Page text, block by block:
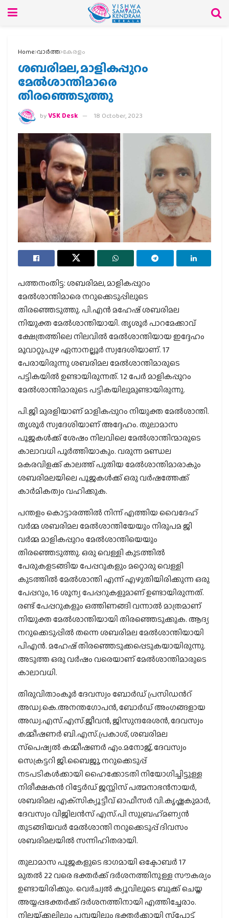
Home വാര്‍ത്ത കേരളം
ശബരിമല, മാളികപ്പുറം
മേൽശാന്തിമാരെ
തിരഞ്ഞെടുത്തു
byVSK Desk 18 October, 2023
പത്തനംതിട്ട: ശബരിമല, മാളികപ്പുറം
മേൽശാന്തിമാരെ നറുക്കെടുപ്പിലുടെ
തിരഞ്ഞെടുത്തു. പി.എൻ മഹേഷ് ശബരിമല
നിയുക്ത മേൽശാന്തിയായി. തൃശൂർ പാറമേക്കാവ്
ക്ഷേത്രത്തിലെ നിലവിൽ മേൽശാന്തിയായ ഇദ്ദേഹം
മൂവാറ്റുപുഴ ഏനാനല്ലൂർ സ്വദേശിയാണ്. 17
പേരായിരുന്നു ശബരിമല മേൽശാന്തിമാരുടെ
പട്ടികയിൽ ഉണ്ടായിരുന്നത്. 12 പേർ മാളികപ്പുറം
മേൽശാന്തിമാരുടെ പട്ടികയിലുമുണ്ടായിരുന്നു.
പി.ജി മുരളിയാണ് മാളികപ്പുറം നിയുക്ത മേൽശാന്തി.
തൃശൂർ സ്വദേശിയാണ് അദ്ദേഹം. തുലാമാസ
പൂജകൾക്ക് ശേഷം നിലവിലെ മേൽശാന്തിന്മാരുടെ
കാലാവധി പൂർത്തിയാകും. വരുന്ന മണ്ഡല
മകരവിളക്ക് കാലത്ത് പുതിയ മേൽശാന്തിമാരാകും
ശബരിമലയിലെ പൂജകൾക്ക് ഒരു വർഷത്തേക്ക്
കാർമികത്വം വഹിക്കുക.
പന്തളം കൊട്ടാരത്തിൽ നിന്ന് എത്തിയ വൈദേഹ്
വർമ്മ ശബരിമല മേൽശാന്തിയേയും നിരുപമ ജി
വർമ്മ മാളികപ്പുറം മേൽശാന്തിയെയും
തിരഞ്ഞെടുത്തു. ഒരു വെള്ളി കുടത്തിൽ
പേരുകളടങ്ങിയ പേപ്പറുകളും മറ്റൊരു വെള്ളി
കുടത്തിൽ മേൽശാന്തി എന്ന് എഴുതിയിരിക്കുന്ന ഒരു
പേപ്പറും, 16 ശൂന്യ പേപ്പറുകളുമാണ് ഉണ്ടായിരുന്നത്.
രണ്ട് പേപ്പറുകളും ഒത്തിണങ്ങി വന്നാൽ മാത്രമാണ്
നിയുക്ത മേൽശാന്തിയായി തിരഞ്ഞെടുക്കുക. ആദ്യ
നറുക്കെടുപ്പിൽ തന്നെ ശബരിമല മേൽശാന്തിയായി
പിഎൻ. മഹേഷ് തിരഞ്ഞെടുക്കപ്പെടുകയായിരുന്നു.
അടുത്ത ഒരു വർഷം വരെയാണ് മേൽശാന്തിമാരുടെ
കാലാവധി.
തിരുവിതാംകൂർ ദേവസ്വം ബോർഡ് പ്രസിഡൻറ്
അഡ്വ.കെ.അനന്തഗോപൻ, ബോർഡ് അംഗങ്ങളായ
അഡ്വ.എസ്.എസ്.ജീവൻ, ജിസുന്ദരേശൻ, ദേവസ്വം
കമ്മീഷണർ ബി.എസ്.പ്രകാശ്, ശബരിമല
സ്‌പെഷ്യൽ കമ്മീഷണർ എം.മനോജ്, ദേവസ്വം
സെക്രട്ടറി ജി.ബൈജു, നറുക്കെടുപ്പ്
നടപടികൾക്കായി ഹൈക്കോടതി നിയോഗിച്ചിട്ടുള്ള
നിരീക്ഷകൻ റിട്ടേർഡ് ജസ്റ്റിസ് പത്മനാഭൻനായർ,
ശബരിമല എക്‌സിക്യൂട്ടീവ് ഓഫീസർ വി.കൃഷ്ണകുമാർ,
ദേവസ്വം വിജിലൻസ് എസ്.പി സുബ്രഹ്‌മണ്യൻ
തുടങ്ങിയവർ മേൽശാന്തി നറുക്കെടുപ്പ് ദിവസം
ശബരിമലയിൽ സന്നിഹിതരായി.
തുലാമാസ പൂജകളുടെ ഭാഗമായി ഒക്ടോബർ 17
മുതൽ 22 വരെ ഭക്തർക്ക് ദർശനത്തിനുള്ള സൗകര്യം
ഉണ്ടായിരിക്കും. വെർച്വൽ ക്യൂവിലൂടെ ബുക്ക് ചെയ്ത
അയ്യപ്പഭക്തർക്ക് ദർശനത്തിനായി എത്തിച്ചേരാം.
നിലയ്‌ക്കലിലും പമ്പയിലും ഭക്തർക്കായി സ്‌പോട്ട്